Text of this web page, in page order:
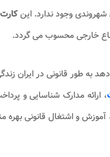
شهروندی وجود ندارد. اینکارت
خارجی محسوب می گردد.
به طور قانونی در ایران
، ارائه مدارک شناسایی و
و اشتغال قانونی بهره